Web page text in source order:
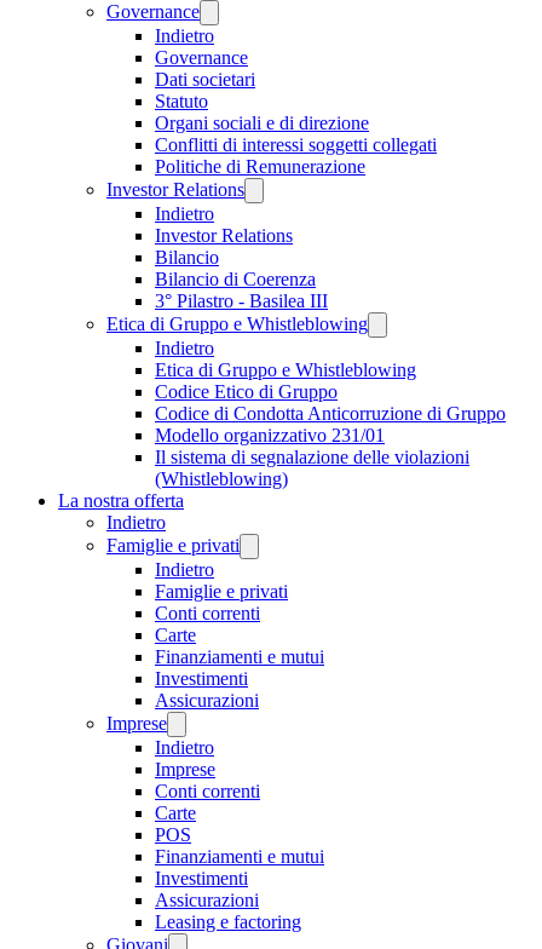
Governance
Indietro
Governance
Dati societari
Statuto
Organi sociali e di direzione
Conflitti di interessi soggetti collegati
Politiche di Remunerazione
Investor Relations
Indietro
Investor Relations
Bilancio
Bilancio di Coerenza
3° Pilastro - Basilea III
Etica di Gruppo e Whistleblowing
Indietro
Etica di Gruppo e Whistleblowing
Codice Etico di Gruppo
Codice di Condotta Anticorruzione di Gruppo
Modello organizzativo 231/01
Il sistema di segnalazione delle violazioni
(Whistleblowing)
La nostra offerta
Indietro
Famiglie e privati
Indietro
Famiglie e privati
Conti correnti
Carte
Finanziamenti e mutui
Investimenti
Assicurazioni
Imprese
Indietro
Imprese
Conti correnti
Carte
POS
Finanziamenti e mutui
Investimenti
Assicurazioni
Leasing e factoring
Giovani